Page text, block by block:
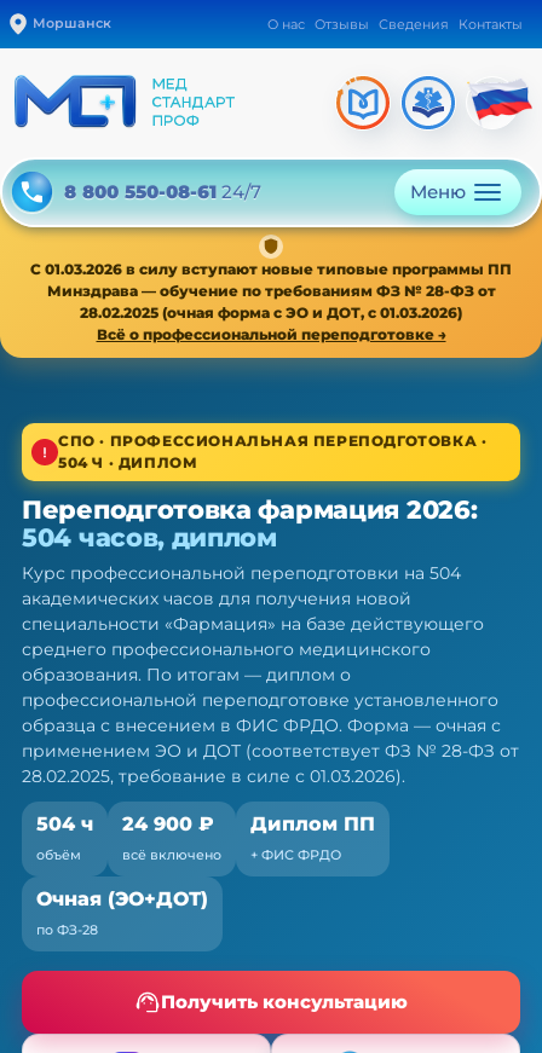
Моршанск О нас Отзывы Сведения Контакты
8 800 550-08-61 24/7 Меню
С 01.03.2026 в силу вступают новые типовые программы ПП
Минздрава — обучение по требованиям ФЗ № 28-ФЗ от
28.02.2025 (очная форма с ЭО и ДОТ, с 01.03.2026)
Всё о профессиональной переподготовке →
СПО · новая типовая программа ПП с 01.03.2026
Переподготовка фармация — ПП,
504 ч
Диплом о профессиональной переподготовке.
Очная форма с ЭО и ДОТ, без отрыва от работы
СПО · ПРОФЕССИОНАЛЬНАЯ ПЕРЕПОДГОТОВКА ·
504 Ч · ДИПЛОМ
Переподготовка фармация 2026:
504 часов, диплом
Курс профессиональной переподготовки на 504
академических часов для получения новой
специальности «Фармация» на базе действующего
среднего профессионального медицинского
образования. По итогам — диплом о
профессиональной переподготовке установленного
образца с внесением в ФИС ФРДО. Форма — очная с
применением ЭО и ДОТ (соответствует ФЗ № 28-ФЗ от
28.02.2025, требование в силе с 01.03.2026).
504 ч
объём
24 900 ₽
всё включено
Диплом ПП
+ ФИС ФРДО
Очная (ЭО+ДОТ)
по ФЗ-28
Получить консультацию